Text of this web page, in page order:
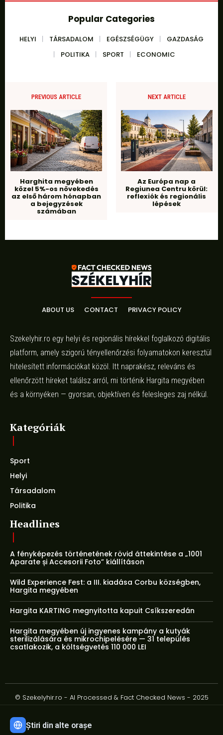
Popular Categories
HELYI TÁRSADALOM EGÉSZSÉGÜGY
GAZDASÁG
POLITIKA
SPORT ECONOMIC
PREVIOUS ARTICLE
Harghita megyében
közel 5%-os növekedés
az első három hónapban
a bejegyzések
számában
NEXT ARTICLE
Az Európa nap a
Regiunea Centru körül:
reflexiók és regionális
lépések
ABOUT US CONTACT PRIVACY POLICY
Szekelyhir.ro egy helyi és regionális hírekkel foglalkozó digitális
platform, amely szigorú tényellenőrzési folyamatokon keresztül
hitelesített információkat közöl. Itt naprakész, releváns és
ellenőrzött híreket találsz arról, mi történik Hargita megyében
és a környéken — gyorsan, objektíven és felesleges zaj nélkül.
Kategóriák
Sport
Helyi
Társadalom
Politika
Headlines
A fényképezés történetének rövid áttekintése a „1001
Aparate și Accesorii Foto” kiállításon
Wild Experience Fest: a III. kiadása Corbu községben,
Hargita megyében
Hargita KARTING megnyitotta kapuit Csíkszeredán
Hargita megyében új ingyenes kampány a kutyák
sterilizálására és mikrochipelésére — 31 település
csatlakozik, a költségvetés 110 000 LEI
© Szekelyhir.ro - AI Processed & Fact Checked News - 2025
Știri din alte orașe